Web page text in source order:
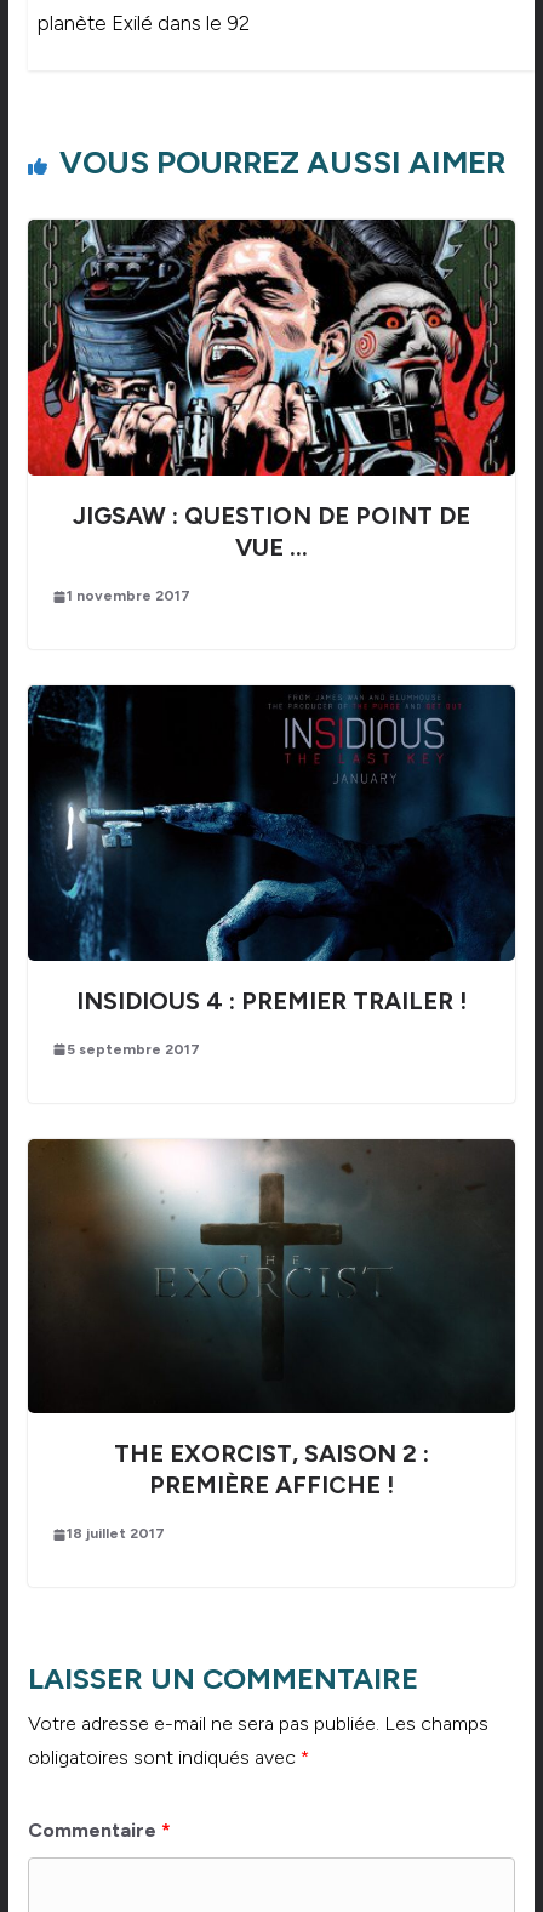
planète Exilé dans le 92
VOUS POURREZ AUSSI AIMER
JIGSAW : QUESTION DE POINT DE
VUE …
1 novembre 2017
INSIDIOUS 4 : PREMIER TRAILER !
5 septembre 2017
THE EXORCIST, SAISON 2 :
PREMIÈRE AFFICHE !
18 juillet 2017
LAISSER UN COMMENTAIRE
Votre adresse e-mail ne sera pas publiée. Les champs
obligatoires sont indiqués avec *
Commentaire *